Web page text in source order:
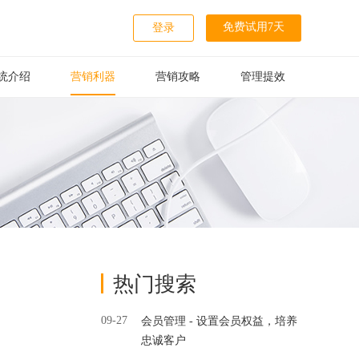
免费试用7天
登录
介绍 营销利器 营销攻略 管理提效
热门搜索
09-27
会员管理 - 设置会员权益，培养
忠诚客户